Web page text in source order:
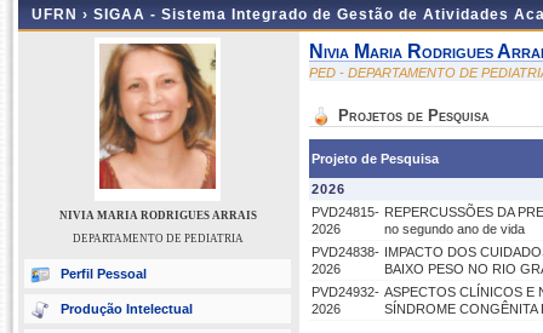
UFRN › SIGAA - Sistema Integrado de Gestão de Atividades
NIVIA MARIA RODRIGUES ARRAIS
DEPARTAMENTO DE PEDIATRIA
Perfil Pessoal
Produção Intelectual
Nivia Maria Rodrigues
PED - DEPARTAMENTO DE
Projetos de Pesquisa
Projeto de Pesquisa
2026
PVD24815-
2026
REPERCUSSÕES DA
no segundo ano de vida
PVD24838-
2026
IMPACTO DOS
BAIXO PESO NO RIO
PVD24932-
2026
ASPECTOS CLÍNICOS E
SÍNDROME CONGÊNITA